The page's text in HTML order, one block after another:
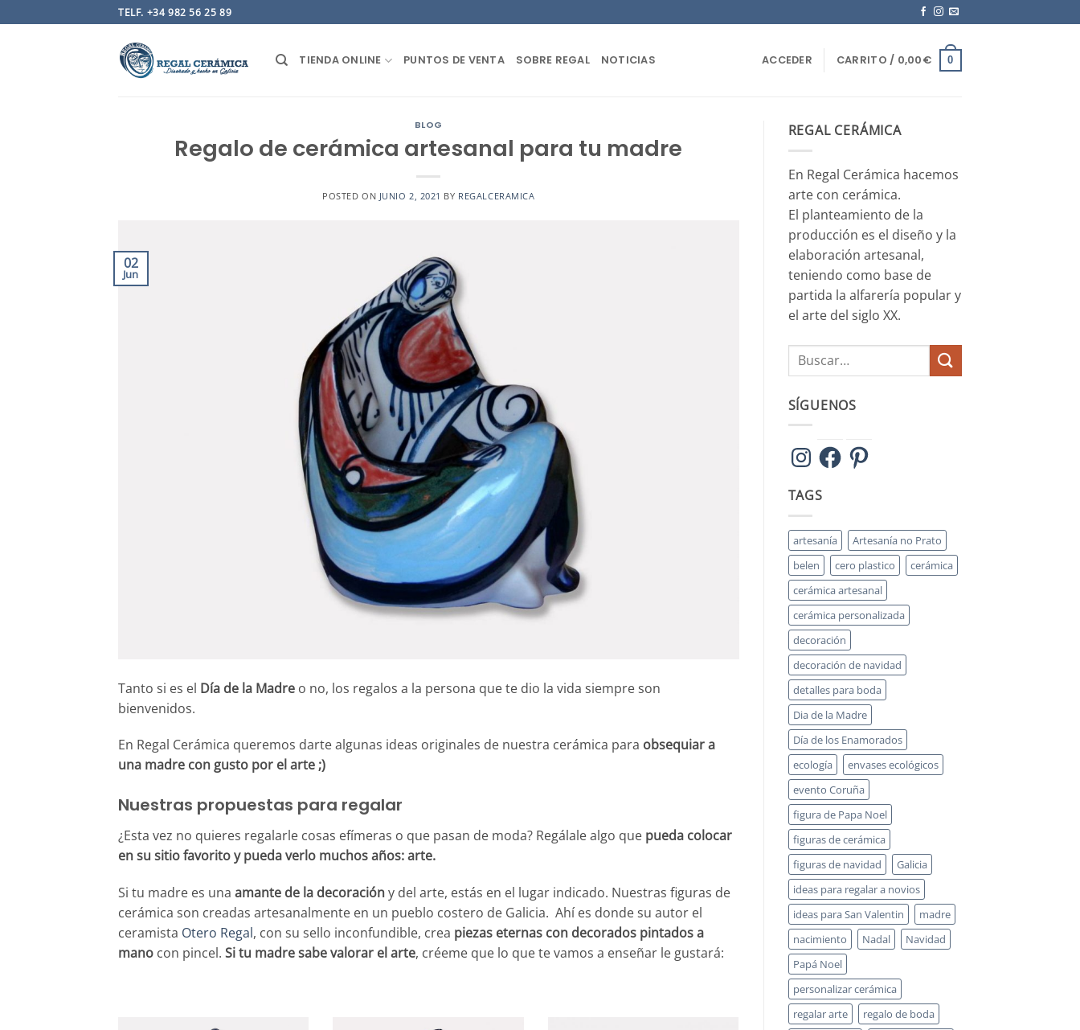
al
TELF. +34 982 56 25 89
TIENDA ONLINE PUNTOS DE VENTA SOBRE REGAL NOTICIAS ACCEDER CARRITO / 0,00€ 0
BLOG
Regalo de cerámica artesanal para tu madre
POSTED ON JUNIO 2, 2021 BY REGALCERAMICA
02
Jun
Tanto si es el Día de la Madre o no, los regalos a la persona que te dio la vida siempre son
bienvenidos.
En Regal Cerámica queremos darte algunas ideas originales de nuestra cerámica para obsequiar a
una madre con gusto por el arte ;)
Nuestras propuestas para regalar
¿Esta vez no quieres regalarle cosas efímeras o que pasan de moda? Regálale algo que pueda colocar
en su sitio favorito y pueda verlo muchos años: arte.
Si tu madre es una amante de la decoracióny del arte, estás en el lugar indicado. Nuestras figuras de
cerámica son creadas artesanalmente en un pueblo costero de Galicia. Ahí es donde su autor el
ceramista Otero Regal, con su sello inconfundible, crea piezas eternas con decorados pintados a
mano con pincel. Si tu madre sabe valorar el arte, créeme que lo que te vamos a enseñar le gustará:
REGAL CERÁMICA
En Regal Cerámica hacemos
arte con cerámica.
El planteamiento de la
producción es el diseño y la
elaboración artesanal,
teniendo como base de
partida la alfarería popular y
el arte del siglo XX.
SÍGUENOS
InstagramFacebookPinterest
TAGS
artesanía
Artesanía no Prato
belen
cero plastico
cerámica
cerámica artesanal
cerámica personalizada
decoración
decoración de navidad
detalles para boda
Dia de la Madre
Día de los Enamorados
ecología
envases ecológicos
evento Coruña
figura de Papa Noel
figuras de cerámica
figuras de navidad
Galicia
ideas para regalar a novios
ideas para San Valentin
madre
nacimiento
Nadal
Navidad
Papá Noel
personalizar cerámica
regalar arte
regalo de boda